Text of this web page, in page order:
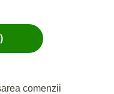
comenzii